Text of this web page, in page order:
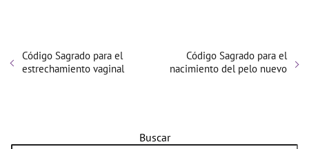
Código Sagrado para el
estrechamiento vaginal
Código Sagrado para el
nacimiento del pelo nuevo
Buscar